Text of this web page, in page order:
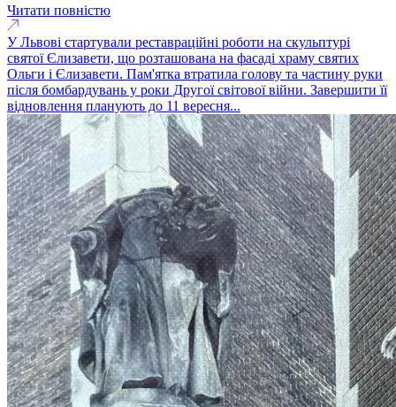
Читати повністю
У Львові стартували реставраційні роботи на скульптурі
святої Єлизавети, що розташована на фасаді храму святих
Ольги і Єлизавети. Пам'ятка втратила голову та частину руки
після бомбардувань у роки Другої світової війни. Завершити її
відновлення планують до 11 вересня...